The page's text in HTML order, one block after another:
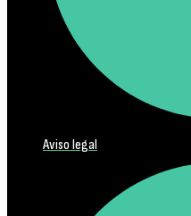
Aviso legal